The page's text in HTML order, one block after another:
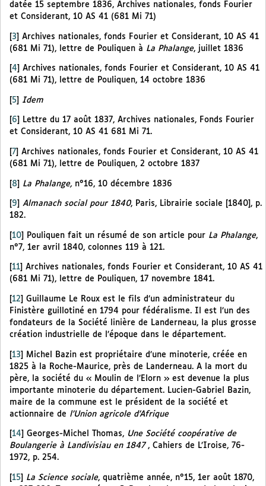
datée 15 septembre 1836, Archives nationales, fonds Fourier
et Considerant, 10 AS 41 (681 Mi 71)
[3] Archives nationales, fonds Fourier et Considerant, 10 AS 41
(681 Mi 71), lettre de Pouliquen à La Phalange, juillet 1836
4
Archives nationales, fonds Fourier et Considerant, 10 AS 41
(681 Mi 71), lettre de Pouliquen, 14 octobre 1836
[5] Idem
6
Lettre du 17 août 1837, Archives nationales, Fonds Fourier
et Considerant, 10 AS 41 681 Mi 71.
7
Archives nationales, fonds Fourier et Considerant, 10 AS 41
(681 Mi 71), lettre de Pouliquen, 2 octobre 1837
[8] La Phalange, n°16, 10 décembre 1836
9 Almanach social pour 1840, Paris, Librairie sociale [1840], p.
182.
[10] Pouliquen fait un résumé de son article pour La Phalange,
n°7, 1er avril 1840, colonnes 119 à 121.
11
Archives nationales, fonds Fourier et Considerant, 10 AS 41
(681 Mi 71), lettre de Pouliquen, 17 novembre 1841.
12
Guillaume Le Roux est le fils d’un administrateur du
Finistère guillotiné en 1794 pour fédéralisme. Il est l’un des
fondateurs de la Société linière de Landerneau, la plus grosse
création industrielle de l’époque dans le département.
[13] Michel Bazin est propriétaire d’une minoterie, créée en
1825 à la Roche-Maurice, près de Landerneau. A la mort du
père, la société du « Moulin de l’Elorn » est devenue la plus
importante minoterie du département. Lucien-Gabriel Bazin,
maire de la commune est le président de la société et
actionnaire de l’Union agricole d’Afrique
14 Georges-Michel Thomas, Une Société coopérative de
Boulangerie à Landivisiau en 1847, Cahiers de L’Iroise, 76-
1972, p. 254.
[15] La Science sociale, quatrième année, n°15, 1er août 1870,